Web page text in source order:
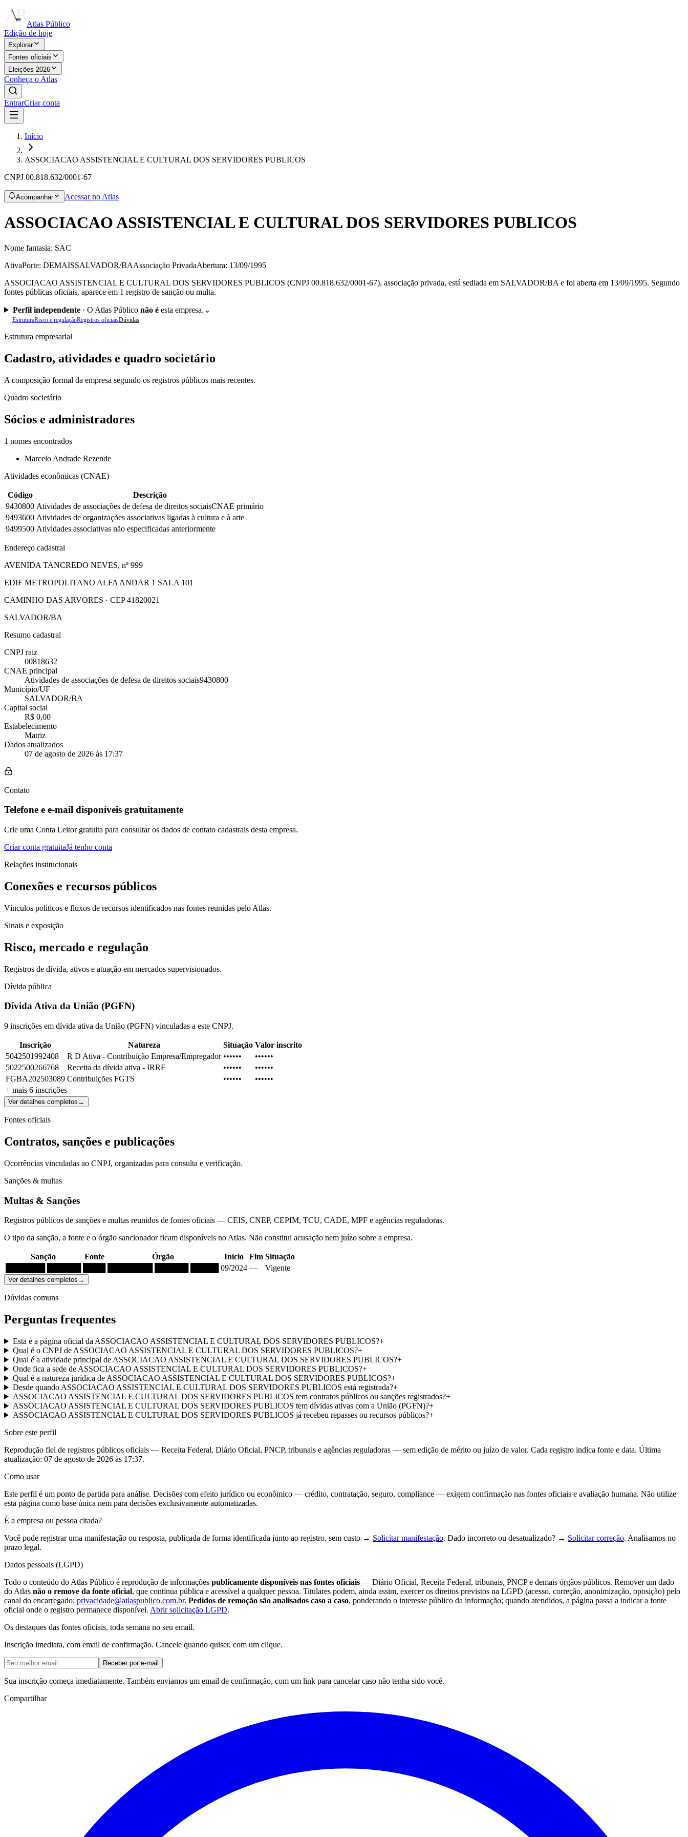
Atlas Público
Edição de hoje
Explorar
Fontes oficiais
Eleições 2026
Conheça o Atlas
EntrarCriar conta
Início
ASSOCIACAO ASSISTENCIAL E CULTURAL DOS SERVIDORES PUBLICOS
CNPJ 00.818.632/0001-67
Acompanhar Acessar no Atlas
ASSOCIACAO ASSISTENCIAL E CULTURAL DOS SERVIDORES PUBLICOS
Nome fantasia: SAC
AtivaPorte: DEMAISSALVADOR/BAAssociação PrivadaAbertura: 13/09/1995
ASSOCIACAO ASSISTENCIAL E CULTURAL DOS SERVIDORES PUBLICOS (CNPJ 00.818.632/0001-67), associação privada, está sediada em SALVADOR/BA e foi aberta em 13/09/1995. Segundo
fontes públicas oficiais, aparece em 1 registro de sanção ou multa.
Perfil independente· O Atlas Público não éesta empresa. ⌄
EstruturaRisco e regulaçãoRegistros oficiaisDúvidas
Estrutura empresarial
Cadastro, atividades e quadro societário
A composição formal da empresa segundo os registros públicos mais recentes.
Quadro societário
Sócios e administradores
1 nomes encontrados
Marcelo Andrade Rezende
Atividades econômicas (CNAE)
Código
Descrição
9430800 Atividades de associações de defesa de direitos sociaisCNAE primário
9493600 Atividades de organizações associativas ligadas à cultura e à arte
9499500 Atividades associativas não especificadas anteriormente
Endereço cadastral
AVENIDA TANCREDO NEVES, nº 999
EDIF METROPOLITANO ALFA ANDAR 1 SALA 101
CAMINHO DAS ARVORES · CEP 41820021
SALVADOR/BA
Resumo cadastral
CNPJ raiz
00818632
CNAE principal
Atividades de associações de defesa de direitos sociais9430800
Município/UF
SALVADOR/BA
Capital social
R$ 0,00
Estabelecimento
Matriz
Dados atualizados
07 de agosto de 2026 às 17:37
Contato
Telefone e e-mail disponíveis gratuitamente
Crie uma Conta Leitor gratuita para consultar os dados de contato cadastrais desta empresa.
Criar conta gratuitaJá tenho conta
Relações institucionais
Conexões e recursos públicos
Vínculos políticos e fluxos de recursos identificados nas fontes reunidas pelo Atlas.
Sinais e exposição
Risco, mercado e regulação
Registros de dívida, ativos e atuação em mercados supervisionados.
Dívida pública
Dívida Ativa da União (PGFN)
9 inscrições em dívida ativa da União (PGFN) vinculadas a este CNPJ.
Inscrição Natureza Situação Valor inscrito
5042501992408
R D Ativa - Contribuição Empresa/Empregador ••••••
••••••
5022500266768
Receita da dívida ativa - IRRF ••••••
••••••
FGBA202503089 Contribuições FGTS ••••••
••••••
+ mais 6 inscrições
Ver detalhes completos →
Fontes oficiais
Contratos, sanções e publicações
Ocorrências vinculadas ao CNPJ, organizadas para consulta e verificação.
Sanções & multas
Multas & Sanções
Registros públicos de sanções e multas reunidos de fontes oficiais — CEIS, CNEP, CEPIM, TCU, CADE, MPF e agências reguladoras.
O tipo da sanção, a fonte e o órgão sancionador ficam disponíveis no Atlas. Não constitui acusação nem juízo sobre a empresa.
Sanção Fonte Órgão Início Fim Situação
09/2024 — Vigente
Ver detalhes completos →
Dúvidas comuns
Perguntas frequentes
Esta é a página oficial da ASSOCIACAO ASSISTENCIAL E CULTURAL DOS SERVIDORES PUBLICOS?+
Qual é o CNPJ de ASSOCIACAO ASSISTENCIAL E CULTURAL DOS SERVIDORES PUBLICOS?+
Qual é a atividade principal de ASSOCIACAO ASSISTENCIAL E CULTURAL DOS SERVIDORES PUBLICOS?+
Onde fica a sede de ASSOCIACAO ASSISTENCIAL E CULTURAL DOS SERVIDORES PUBLICOS?+
Qual é a natureza jurídica de ASSOCIACAO ASSISTENCIAL E CULTURAL DOS SERVIDORES PUBLICOS?+
Desde quando ASSOCIACAO ASSISTENCIAL E CULTURAL DOS SERVIDORES PUBLICOS está registrada?+
ASSOCIACAO ASSISTENCIAL E CULTURAL DOS SERVIDORES PUBLICOS tem contratos públicos ou sanções registrados?+
ASSOCIACAO ASSISTENCIAL E CULTURAL DOS SERVIDORES PUBLICOS tem dívidas ativas com a União (PGFN)?+
ASSOCIACAO ASSISTENCIAL E CULTURAL DOS SERVIDORES PUBLICOS já recebeu repasses ou recursos públicos?+
Sobre este perfil
Reprodução fiel de registros públicos oficiais — Receita Federal, Diário Oficial, PNCP, tribunais e agências reguladoras — sem edição de mérito ou juízo de valor. Cada registro indica fonte e data. Última
atualização: 07 de agosto de 2026 às 17:37.
Como usar
Este perfil é um ponto de partida para análise. Decisões com efeito jurídico ou econômico — crédito, contratação, seguro, compliance — exigem confirmação nas fontes oficiais e avaliação humana. Não utilize
esta página como base única nem para decisões exclusivamente automatizadas.
É a empresa ou pessoa citada?
Você pode registrar uma manifestação ou resposta, publicada de forma identificada junto ao registro, sem custo → Solicitar manifestação. Dado incorreto ou desatualizado? → Solicitar correção. Analisamos no
prazo legal.
Dados pessoais (LGPD)
Todo o conteúdo do Atlas Público é reprodução de informações publicamente disponíveis nas fontes oficiais — Diário Oficial, Receita Federal, tribunais, PNCP e demais órgãos públicos. Remover um dado
do Atlas não o remove da fonte oficial, que continua pública e acessível a qualquer pessoa. Titulares podem, ainda assim, exercer os direitos previstos na LGPD (acesso, correção, anonimização, oposição) pelo
canal do encarregado: privacidade@atlaspublico.com.br. Pedidos de remoção são analisados caso a caso, ponderando o interesse público da informação; quando atendidos, a página passa a indicar a fonte
oficial onde o registro permanece disponível. Abrir solicitação LGPD.
Os destaques das fontes oficiais, toda semana no seu email.
Inscrição imediata, com email de confirmação. Cancele quando quiser, com um clique.
Receber por e-mail
Sua inscrição começa imediatamente. Também enviamos um email de confirmação, com um link para cancelar caso não tenha sido você.
Compartilhar